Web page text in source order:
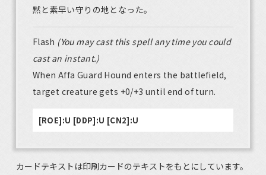
黙と素早い守りの地となった。
Flash (You may cast this spell any time you could
cast an instant.)
When Affa Guard Hound enters the battlefield,
target creature gets +0/+3 until end of turn.
[ROE]:U [DDP]:U [CN2]:U
カードテキストは印刷カードのテキストをもとにしています。